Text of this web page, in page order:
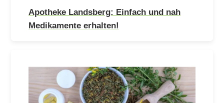
Apotheke Landsberg: Einfach und nah
Medikamente erhalten!